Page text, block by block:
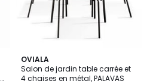
OVIALA
Salon de jardin table carrée et
4 chaises en métal, PALAVAS
5
Couleurs